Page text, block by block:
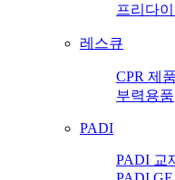
프리다
레스큐
CPR 제품
부력용품
PADI
PADI 교